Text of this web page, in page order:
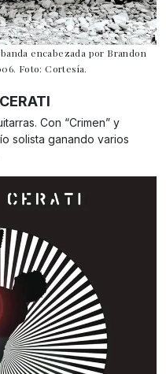
encabezada por Brandon
Foto: Cortesía.
Con “Crimen” y
solista ganando varios